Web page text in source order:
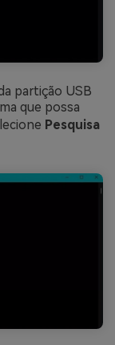
partição USB
que possa
Pesquisa